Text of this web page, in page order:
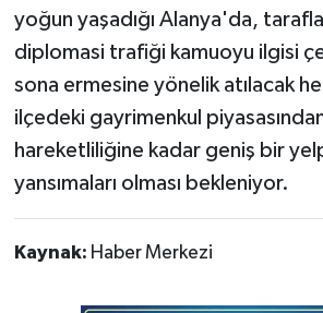
yoğun yaşadığı Alanya'da,
diplomasi trafiği kamuoyu ilgisi
sona ermesine yönelik atılacak
ilçedeki gayrimenkul
hareketliliğine kadar geniş bir
yansımaları olması bekleniyor.
Kaynak: Haber Merkezi